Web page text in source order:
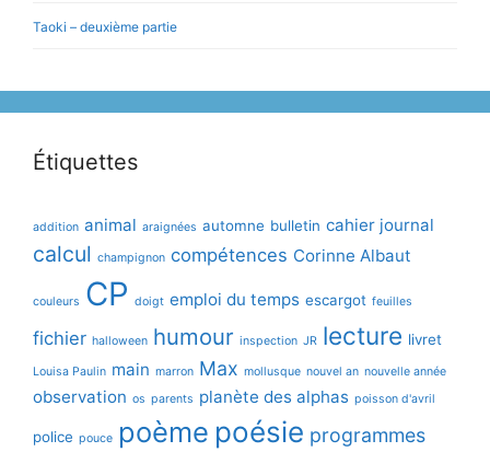
Taoki – deuxième partie
Étiquettes
addition animal araignées automne bulletin cahier journal
calcul champignon compétences Corinne Albaut
couleurs CP doigt emploi du temps escargot feuilles
fichier halloween humour inspection JR lecture livret
Louisa Paulin main marron Max mollusque nouvel an nouvelle année
observation os parents planète des alphas poisson d'avril
police pouce poème poésie programmes